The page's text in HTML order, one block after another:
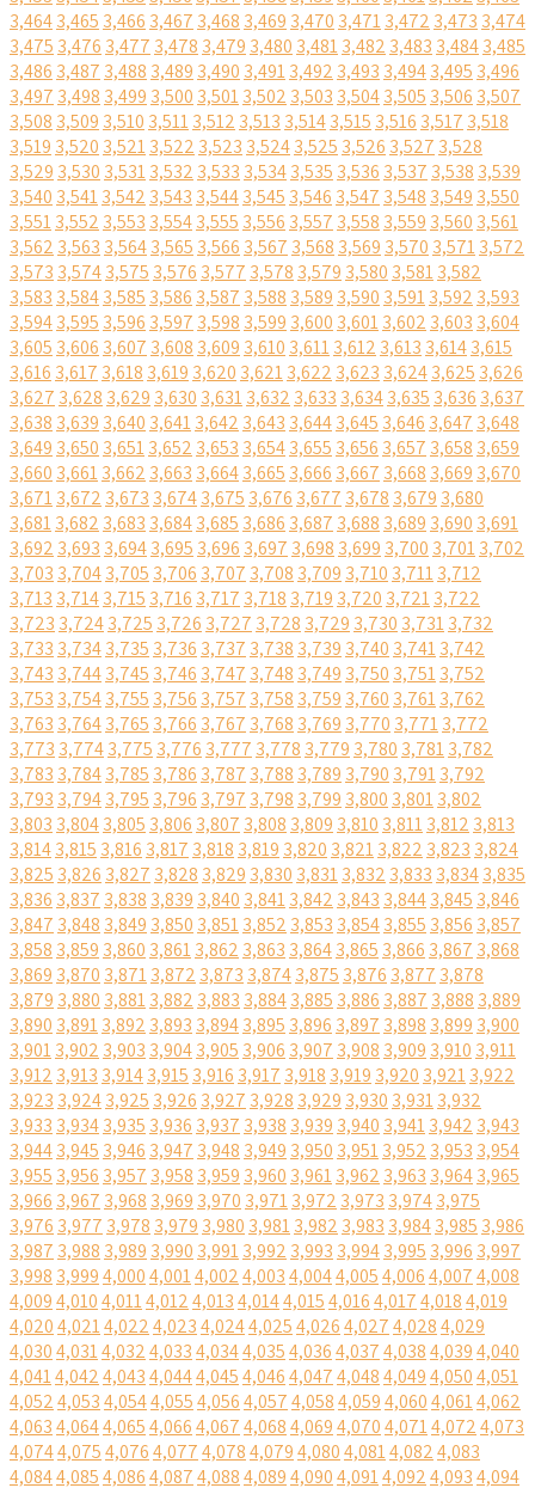
3,4643,465 3,466 3,467 3,468 3,469 3,470 3,4713,472 3,473 3,474
3,475 3,476 3,477 3,478 3,479 3,480 3,4813,482 3,483 3,4843,485
3,486 3,487 3,488 3,489 3,490 3,4913,492 3,493 3,4943,495 3,496
3,497 3,498 3,499 3,500 3,5013,502 3,503 3,5043,505 3,506 3,507
3,508 3,509 3,510 3,5113,512 3,513 3,5143,515 3,516 3,517 3,518
3,519 3,520 3,5213,522 3,523 3,5243,525 3,526 3,527 3,528
3,529 3,530 3,5313,532 3,533 3,5343,535 3,536 3,537 3,538 3,539
3,540 3,5413,542 3,543 3,5443,545 3,546 3,547 3,548 3,549 3,550
3,5513,552 3,553 3,5543,555 3,556 3,557 3,558 3,559 3,560 3,561
3,562 3,563 3,5643,565 3,566 3,567 3,568 3,569 3,570 3,5713,572
3,573 3,5743,575 3,576 3,577 3,578 3,579 3,580 3,5813,582
3,583 3,5843,585 3,586 3,587 3,588 3,589 3,590 3,5913,592 3,593
3,5943,595 3,596 3,597 3,598 3,599 3,600 3,6013,602 3,603 3,604
3,605 3,606 3,607 3,608 3,609 3,610 3,6113,612 3,613 3,6143,615
3,616 3,617 3,618 3,619 3,620 3,6213,622 3,623 3,6243,625 3,626
3,627 3,628 3,629 3,630 3,6313,632 3,633 3,6343,635 3,636 3,637
3,638 3,639 3,640 3,6413,642 3,643 3,6443,645 3,646 3,647 3,648
3,649 3,650 3,6513,652 3,653 3,6543,655 3,656 3,657 3,658 3,659
3,660 3,6613,662 3,663 3,6643,665 3,666 3,667 3,668 3,669 3,670
3,6713,672 3,673 3,6743,675 3,676 3,677 3,678 3,679 3,680
3,6813,682 3,683 3,6843,685 3,686 3,687 3,688 3,689 3,690 3,691
3,692 3,693 3,6943,695 3,696 3,697 3,698 3,699 3,700 3,7013,702
3,703 3,7043,705 3,706 3,707 3,708 3,709 3,710 3,7113,712
3,713 3,7143,715 3,716 3,717 3,718 3,719 3,720 3,7213,722
3,723 3,7243,725 3,726 3,727 3,728 3,729 3,730 3,7313,732
3,733 3,7343,735 3,736 3,737 3,738 3,739 3,740 3,7413,742
3,743 3,7443,745 3,746 3,747 3,748 3,749 3,750 3,7513,752
3,753 3,7543,755 3,756 3,757 3,758 3,759 3,760 3,7613,762
3,763 3,7643,765 3,766 3,767 3,768 3,769 3,770 3,7713,772
3,773 3,7743,775 3,776 3,777 3,778 3,779 3,780 3,7813,782
3,783 3,7843,785 3,786 3,787 3,788 3,789 3,790 3,7913,792
3,793 3,7943,795 3,796 3,797 3,798 3,799 3,800 3,8013,802
3,803 3,8043,805 3,806 3,807 3,808 3,809 3,810 3,8113,812 3,813
3,8143,815 3,816 3,817 3,818 3,819 3,820 3,8213,822 3,823 3,824
3,825 3,826 3,827 3,828 3,829 3,830 3,8313,832 3,833 3,8343,835
3,836 3,837 3,838 3,839 3,840 3,8413,842 3,843 3,8443,845 3,846
3,847 3,848 3,849 3,850 3,8513,852 3,853 3,8543,855 3,856 3,857
3,858 3,859 3,860 3,8613,862 3,863 3,8643,865 3,866 3,867 3,868
3,869 3,870 3,8713,872 3,873 3,8743,875 3,876 3,877 3,878
3,879 3,880 3,8813,882 3,883 3,8843,885 3,886 3,887 3,888 3,889
3,890 3,8913,892 3,893 3,8943,895 3,896 3,897 3,898 3,899 3,900
3,9013,902 3,903 3,9043,905 3,906 3,907 3,908 3,909 3,910 3,911
3,912 3,913 3,9143,915 3,916 3,917 3,918 3,919 3,920 3,9213,922
3,923 3,9243,925 3,926 3,927 3,928 3,929 3,930 3,9313,932
3,933 3,9343,935 3,936 3,937 3,938 3,939 3,940 3,9413,942 3,943
3,9443,945 3,946 3,947 3,948 3,949 3,950 3,9513,952 3,953 3,954
3,955 3,956 3,957 3,958 3,959 3,960 3,9613,962 3,963 3,9643,965
3,966 3,967 3,968 3,969 3,970 3,9713,972 3,973 3,9743,975
3,976 3,977 3,978 3,979 3,980 3,9813,982 3,983 3,9843,985 3,986
3,987 3,988 3,989 3,990 3,9913,992 3,993 3,9943,995 3,996 3,997
3,998 3,9994,0004,0014,0024,0034,0044,0054,0064,0074,008
4,0094,0104,0114,0124,0134,0144,0154,0164,0174,0184,019
4,0204,0214,0224,0234,0244,0254,0264,0274,0284,029
4,0304,0314,0324,0334,0344,0354,0364,0374,0384,0394,040
4,0414,0424,0434,0444,0454,0464,0474,0484,0494,0504,051
4,0524,0534,0544,0554,0564,0574,0584,0594,0604,0614,062
4,0634,0644,0654,0664,0674,0684,0694,0704,0714,0724,073
4,0744,0754,0764,0774,0784,0794,0804,0814,0824,083
4,0844,0854,0864,0874,0884,0894,0904,0914,0924,0934,094